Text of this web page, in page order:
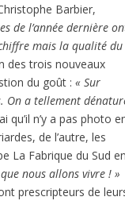
Barbier,
de l’année dernière
mais la qualité du
des trois nouveaux
du goût :« Sur
On a tellement
qu’il n’y a pas photo
de l’autre, les
La Fabrique du Sud
nous allons vivre ! »
prescripteurs de